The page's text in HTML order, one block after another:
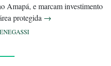
Amapá, e marcam investimento
protegida →